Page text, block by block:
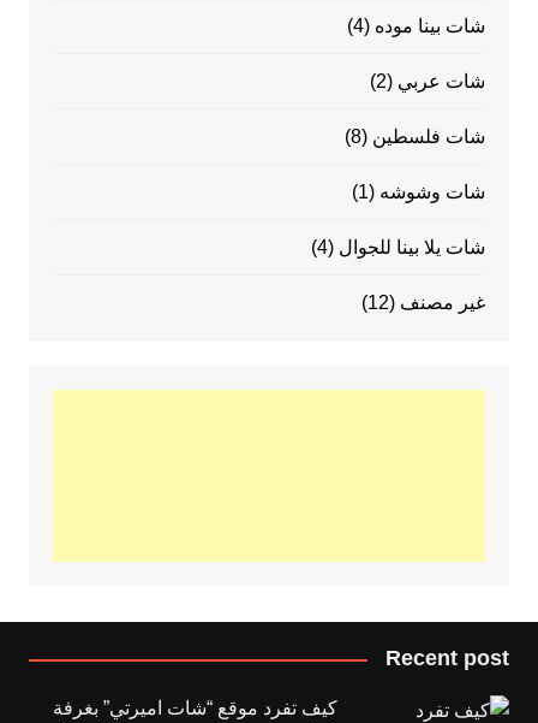
شات بينا موده (4)
شات عربي (2)
شات فلسطين (8)
شات وشوشه (1)
شات يلا بينا للجوال (4)
غير مصنف (12)
Recent post
كيف تفرد موقع “شات اميرتي” بغرفة